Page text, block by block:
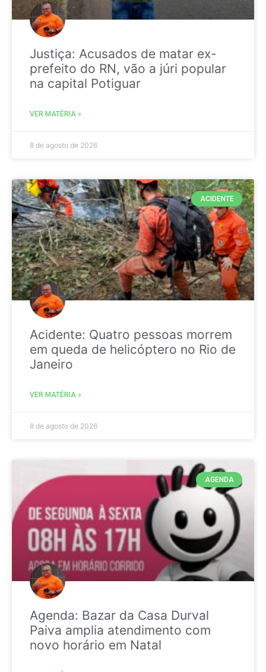
Justiça: Acusados de matar ex-
prefeito do RN, vão a júri popular
na capital Potiguar
VER MATÉRIA »
8 de agosto de 2026
ACIDENTE
Acidente: Quatro pessoas morrem
em queda de helicóptero no Rio de
Janeiro
VER MATÉRIA »
8 de agosto de 2026
AGENDA
Agenda: Bazar da Casa Durval
Paiva amplia atendimento com
novo horário em Natal